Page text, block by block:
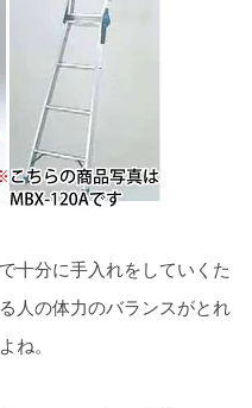
十分に手入れをしていくた
人の体力のバランスがとれ
ね。